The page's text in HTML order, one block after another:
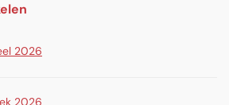
2026
2026